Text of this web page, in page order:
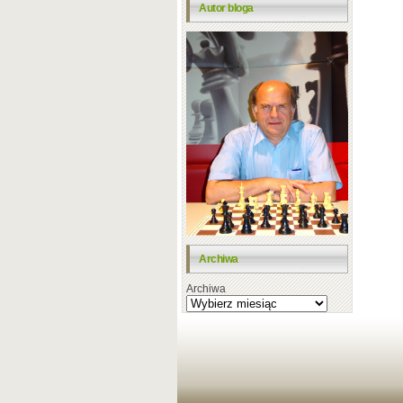
Autor bloga
Archiwa
Archiwa